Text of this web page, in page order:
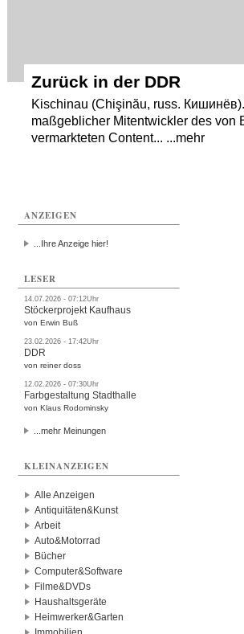
Zurück in der DDR
Kischinau (Chişinău, russ.
maßgeblicher Mitentwickler des von
vermarkteten Content... ...mehr
ANZEIGEN
...Ihre Anzeige hier!
LESER
14.07.2026 - 07:12Uhr
Stöckerprojekt Kaufhaus
von Erwin Buß
23.02.2026 - 17:42Uhr
DDR
von reiner doss
12.02.2026 - 07:30Uhr
Farbgestaltung Stadthalle
von Klaus Rodominsky
...mehr Meinungen
KLEINANZEIGEN
Alle Anzeigen
Antiquitäten&Kunst
Arbeit
Auto&Motorrad
Bücher
Computer&Software
Filme&DVDs
Haushaltsgeräte
Heimwerker&Garten